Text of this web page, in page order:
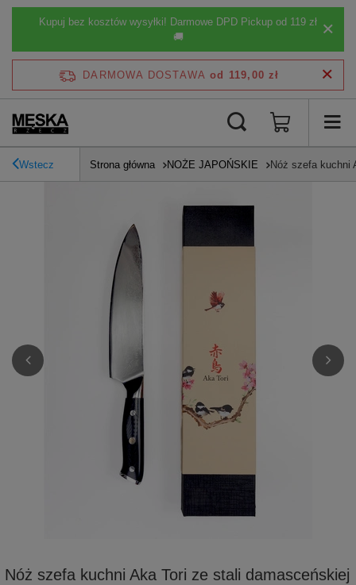
Kupuj bez kosztów wysyłki! Darmowe DPD Pickup od 119 zł
🚚
DARMOWA DOSTAWA od 119,00 zł
Wstecz Strona główna NOŻE JAPOŃSKIE Nóż szefa kuchni
Nóż szefa kuchni Aka Tori ze stali damasceńskiej